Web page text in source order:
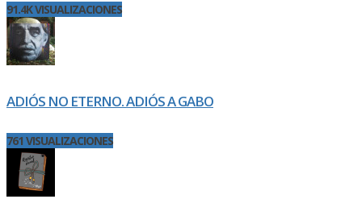
91.4K VISUALIZACIONES
ADIÓS NO ETERNO. ADIÓS A GABO
761 VISUALIZACIONES